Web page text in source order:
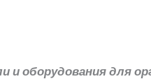
оборудования для